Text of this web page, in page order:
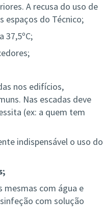
A recusa do uso de
espaços do Técnico;
37,5ºC;
nos edifícios,
Nas escadas deve
(ex: a quem tem
indispensável o uso do
mesmas com água e
com solução